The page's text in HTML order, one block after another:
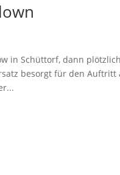
in Schüttorf, dann
besorgt für den